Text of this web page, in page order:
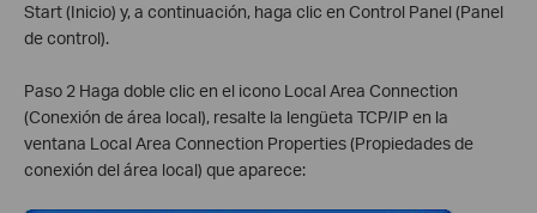
Start (Inicio) y, a continuación, haga clic en Control Panel (Panel
de control).
Paso 2 Haga doble clic en el icono Local Area Connection
(Conexión de área local), resalte la lengüeta TCP/IP en la
ventana Local Area Connection Properties (Propiedades de
conexión del área local) que aparece: